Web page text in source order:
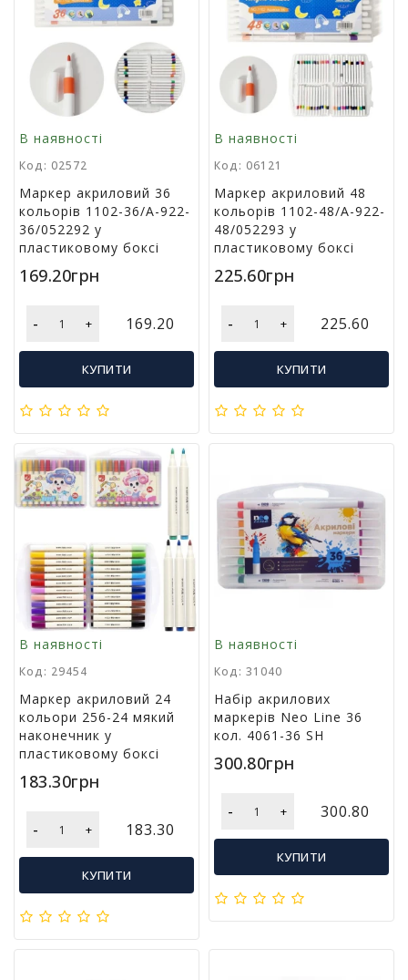
а
и
д
о
с
в
Т
в
и
д
л
я
в
н
у
т
а
т
у
и
Х
р
ч
В наявності
Код: 02572
Маркер акриловий 36
кольорів 1102-36/A-922-
36/052292 у
пластиковому боксі
169.20грн
- + 169.20
КУПИТИ
В наявності
Код: 06121
Маркер акриловий 48
кольорів 1102-48/A-922-
48/052293 у
пластиковому боксі
225.60грн
- + 225.60
КУПИТИ
В наявності
Код: 29454
Маркер акриловий 24
кольори 256-24 мякий
наконечник у
пластиковому боксі
183.30грн
- + 183.30
КУПИТИ
В наявності
Код: 31040
Набір акрилових
маркерів Neo Line 36
кол. 4061-36 SH
300.80грн
- + 300.80
КУПИТИ